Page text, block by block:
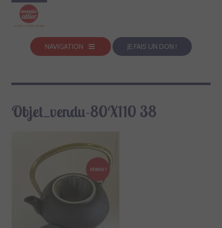
NAVIGATION JE FAIS UN DON !
Objet_vendu-80X110 38